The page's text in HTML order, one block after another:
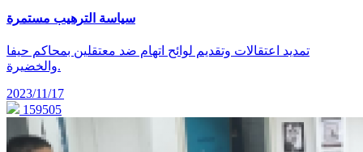
سياسة الترهيب مستمرة
تمديد اعتقالات وتقديم لوائح اتهام ضد معتقلين بمحاكم حيفا
والخضيرة.
2023/11/17
159505